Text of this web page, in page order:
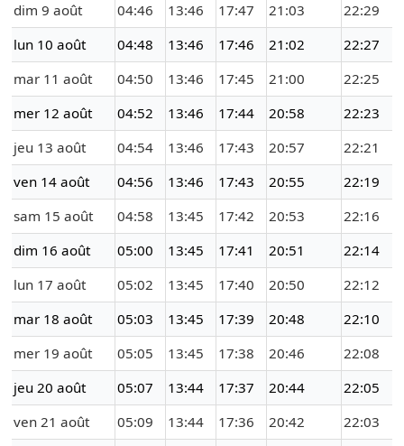
dim 9 août
04:46 13:46 17:47 21:03
22:29
lun 10 août
04:48 13:46 17:46 21:02
22:27
mar 11 août
04:50 13:46 17:45 21:00
22:25
mer 12 août
04:52 13:46 17:44 20:58
22:23
jeu 13 août
04:54 13:46 17:43 20:57
22:21
ven 14 août
04:56 13:46 17:43 20:55
22:19
sam 15 août
04:58 13:45 17:42 20:53
22:16
dim 16 août
05:00 13:45 17:41 20:51
22:14
lun 17 août
05:02 13:45 17:40 20:50
22:12
mar 18 août
05:03 13:45 17:39 20:48
22:10
mer 19 août
05:05 13:45 17:38 20:46
22:08
jeu 20 août
05:07 13:44 17:37 20:44
22:05
ven 21 août
05:09 13:44 17:36 20:42
22:03